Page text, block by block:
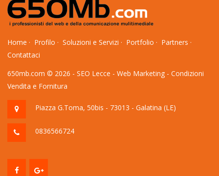
Home · Profilo · Soluzioni e Servizi · Portfolio · Partners ·
Contattaci
650mb.com © 2026 - SEO Lecce - Web Marketing - Condizioni
Vendita e Fornitura
Piazza G.Toma, 50bis - 73013 - Galatina (LE)
0836566724